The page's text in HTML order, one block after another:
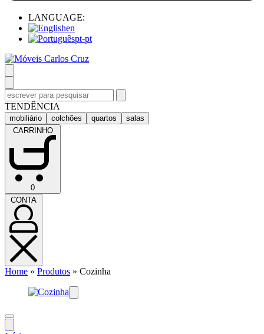
LANGUAGE:
en
pt-pt
Pesquisar
por:
TENDÊNCIA
mobiliário colchões quartos
salas
CARRINHO
0CARRINHO
(0)
CONTA
CONTA
Home » Produtos » Cozinha